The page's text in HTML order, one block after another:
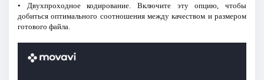
• Двухпроходное кодирование. Включите эту опцию, чтобы
добиться оптимального соотношения между качеством и размером
готового файла.